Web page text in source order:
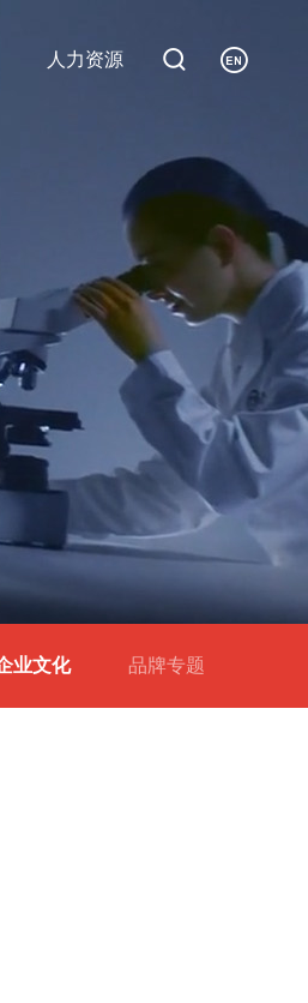
人力资源  
企业文化 品牌专题